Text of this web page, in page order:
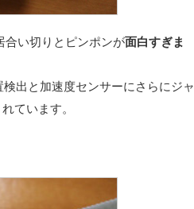
合い切りとピンポンが面白すぎま
出と加速度センサーにさらにジャ
ています。